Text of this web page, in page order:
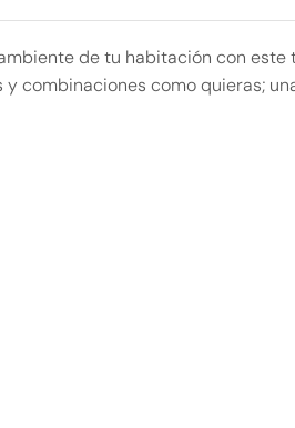
de tu habitación con
combinaciones como quieras;